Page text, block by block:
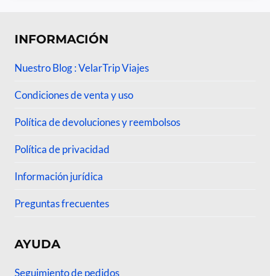
INFORMACIÓN
Nuestro Blog : VelarTrip Viajes
Condiciones de venta y uso
Política de devoluciones y reembolsos
Política de privacidad
Información jurídica
Preguntas frecuentes
AYUDA
Seguimiento de pedidos